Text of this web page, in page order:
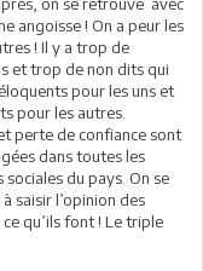
angoisse ! On a peur les
! Il y a trop de
et trop de non dits qui
pour les uns et
pour les autres.
perte de confiance sont
dans toutes les
sociales du pays. On se
saisir l’opinion des
qu’ils font ! Le triple